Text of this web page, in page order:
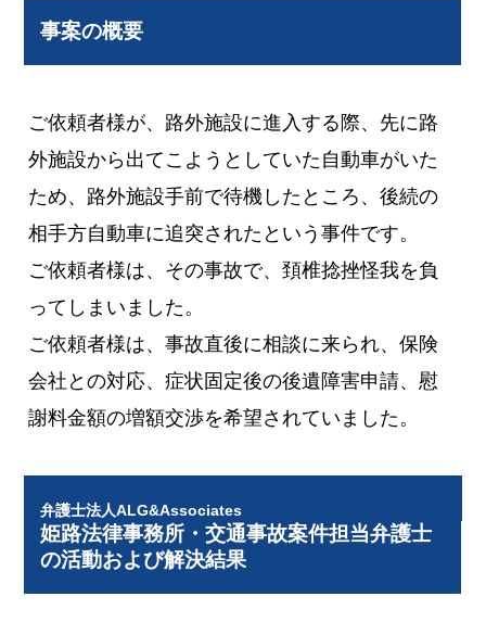
事案の概要
ご依頼者様が、路外施設に進入する際、先に路
外施設から出てこようとしていた自動車がいた
ため、路外施設手前で待機したところ、後続の
相手方自動車に追突されたという事件です。
ご依頼者様は、その事故で、頚椎捻挫怪我を負
ってしまいました。
ご依頼者様は、事故直後に相談に来られ、保険
会社との対応、症状固定後の後遺障害申請、慰
謝料金額の増額交渉を希望されていました。
弁護士法人ALG&Associates
姫路法律事務所・交通事故案件担当弁護士
の活動および解決結果